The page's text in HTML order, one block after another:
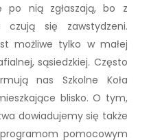
po nią zgłaszają, bo z
czują się zawstydzeni.
możliwe tylko w małej
sąsiedzkiej. Często
nas Szkolne Koła
blisko. O tym,
dowiadujemy się także
pomocowym